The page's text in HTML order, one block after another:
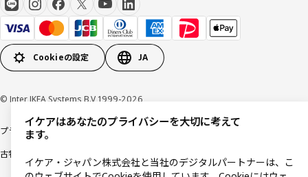
Cookieの設定 JA
© Inter IKEA Systems B.V 1999-2026
プライバシーポリシー
特定商取引法に基づく表記
古物営業法に基づく表記
イケアはあなたのプライバシーを大切に考えて
ます。
イケア・ジャパン株式会社と当社のデジタルパートナーは、こ